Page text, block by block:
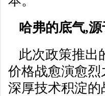
哈弗的底气,
此次政策推出
价格战愈演愈
深厚技术积淀